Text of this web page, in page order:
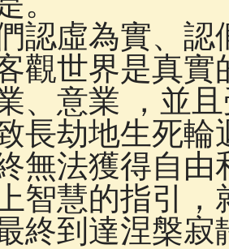
認虛為實、
觀世界是真
、意業 ，並
長劫地生死
無法獲得自
智慧的指引，
終到達涅槃寂